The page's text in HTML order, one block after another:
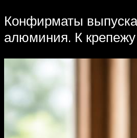
Конфирматы
алюминия. К крепежу